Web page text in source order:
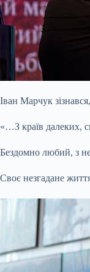
Іван Марчук
«…З країв далеких,
Бездомно любий, з
Своє незгадане